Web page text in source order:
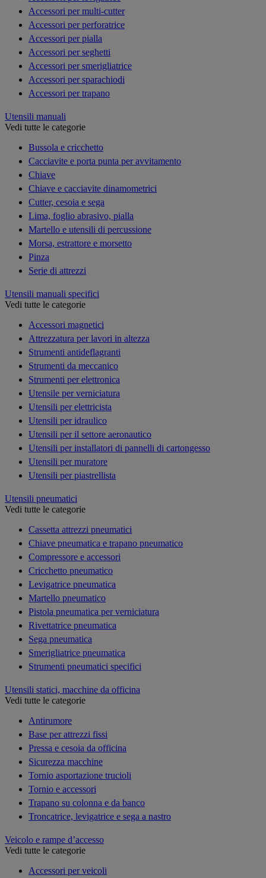
Accessori per multi-cutter
Accessori per perforatrice
Accessori per pialla
Accessori per seghetti
Accessori per smerigliatrice
Accessori per sparachiodi
Accessori per trapano
Utensili manuali
Vedi tutte le categorie
Bussola e cricchetto
Cacciavite e porta punta per avvitamento
Chiave
Chiave e cacciavite dinamometrici
Cutter, cesoia e sega
Lima, foglio abrasivo, pialla
Martello e utensili di percussione
Morsa, estrattore e morsetto
Pinza
Serie di attrezzi
Utensili manuali specifici
Vedi tutte le categorie
Accessori magnetici
Attrezzatura per lavori in altezza
Strumenti antideflagranti
Strumenti da meccanico
Strumenti per elettronica
Utensile per verniciatura
Utensili per elettricista
Utensili per idraulico
Utensili per il settore aeronautico
Utensili per installatori di pannelli di cartongesso
Utensili per muratore
Utensili per piastrellista
Utensili pneumatici
Vedi tutte le categorie
Cassetta attrezzi pneumatici
Chiave pneumatica e trapano pneumatico
Compressore e accessori
Cricchetto pneumatico
Levigatrice pneumatica
Martello pneumatico
Pistola pneumatica per verniciatura
Rivettatrice pneumatica
Sega pneumatica
Smerigliatrice pneumatica
Strumenti pneumatici specifici
Utensili statici, macchine da officina
Vedi tutte le categorie
Antirumore
Base per attrezzi fissi
Pressa e cesoia da officina
Sicurezza macchine
Tornio asportazione trucioli
Tornio e accessori
Trapano su colonna e da banco
Troncatrice, levigatrice e sega a nastro
Veicolo e rampe d’accesso
Vedi tutte le categorie
Accessori per veicoli